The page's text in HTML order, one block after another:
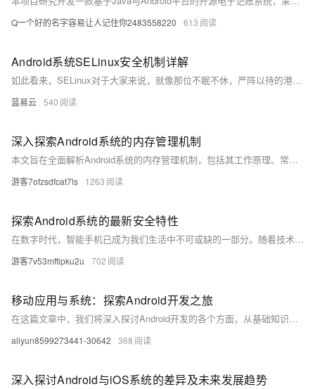
Q一个好的名字容易让人记住你2483558220 613
Android系统SELinux安全机制详解
如此看来，SELinux对于大家来说，就像那位不眠不休，严阵以待的港口管理员，守护我们安卓系统的平安，维护这片海港的和谐生态。SELinux就这样，默默无闻，却卫士如山，给予Android系统一份厚重的安全保障。
蓝易云 540
深入探索Android系统的内存管理机制
本文旨在全面解析Android系统的内存管理机制，包括其工作原理、常见问题及其解决方案。通过对Android内存模型的深入分析，本文将帮助开发者更好地理解内存分配、回收以及优化策略，从而提高应用性能和用户体验。
游客7ofzsdfcat7ls 1263
探索Android系统的最新安全特性
在数字时代，智能手机已成为我们生活中不可或缺的一部分。随着技术的不断进步，手机操作系统的安全性也越来越受到重视。本文将深入探讨Android系统最新的安全特性，包括其设计理念、实施方式以及对用户的影响。通过分析这些安全措施如何保护用户免受恶意软件和网络攻击的威胁，我们希望为读者提供对Android安全性的全面了解。
游客7v53mftipku2u 702
移动应用与系统：探索Android开发之旅
在这篇文章中，我们将深入探讨Android开发的各个方面，从基础知识到高级技术。我们将通过代码示例和案例分析，帮助读者更好地理解和掌握Android开发。无论你是初学者还是有经验的开发者，这篇文章都将为你提供有价值的信息和技巧。让我们一起开启Android开发的旅程吧！
aliyun8599273441-30642 368
深入探讨Android与iOS系统的差异及未来发展趋势